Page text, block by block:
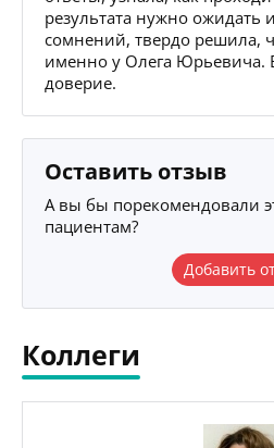
результата нужно ожидать
сомнений, твердо решила,
именно у Олега
доверие.
Оставить отзыв
А вы бы порекомендовали
пациентам?
Добавить
Коллеги